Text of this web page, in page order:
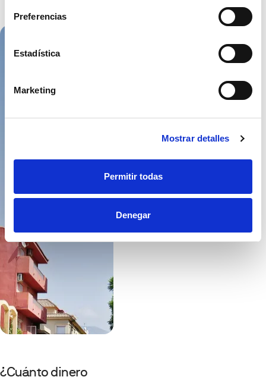
Preferencias
Estadística
Marketing
Mostrar detalles
Permitir todas
Denegar
¿Cuánto dinero